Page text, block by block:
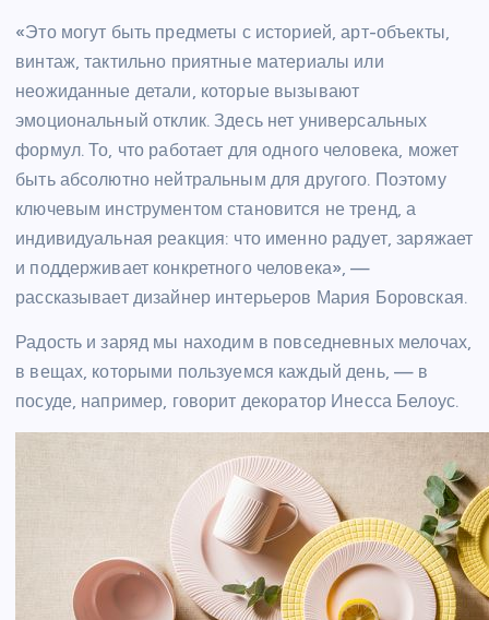
«Это могут быть предметы с историей, арт-объекты,
винтаж, тактильно приятные материалы или
неожиданные детали, которые вызывают
эмоциональный отклик. Здесь нет универсальных
формул. То, что работает для одного человека, может
быть абсолютно нейтральным для другого. Поэтому
ключевым инструментом становится не тренд, а
индивидуальная реакция: что именно радует, заряжает
и поддерживает конкретного человека», —
рассказывает дизайнер интерьеров Мария Боровская.
Радость и заряд мы находим в повседневных мелочах,
в вещах, которыми пользуемся каждый день, — в
посуде, например, говорит декоратор Инесса Белоус.